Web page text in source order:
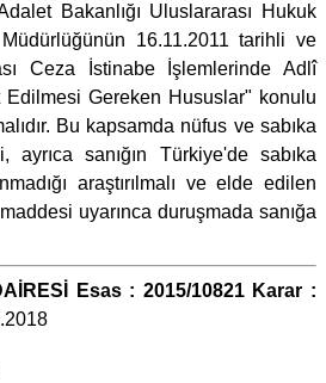
Bakanlığı Uluslararası Hukuk
16.11.2011 tarihli ve
Ceza İstinabe İşlemlerinde Adlî
Edilmesi Gereken Hususlar" konulu
Bu kapsamda nüfus ve sabıka
ayrıca sanığın Türkiye'de sabıka
araştırılmalı ve elde edilen
uyarınca duruşmada sanığa
Esas : 2015/10821 Karar :